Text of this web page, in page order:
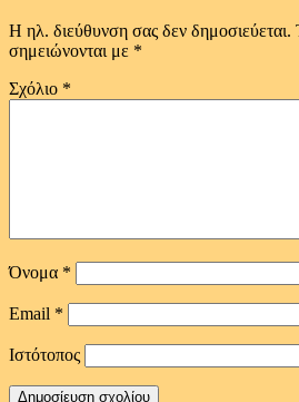
Η ηλ. διεύθυνση σας δεν δημοσιεύεται.
σημειώνονται με *
Σχόλιο *
Όνομα *
Email *
Ιστότοπος